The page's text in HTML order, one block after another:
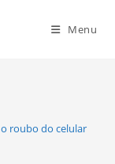
Menu
roubo do celular